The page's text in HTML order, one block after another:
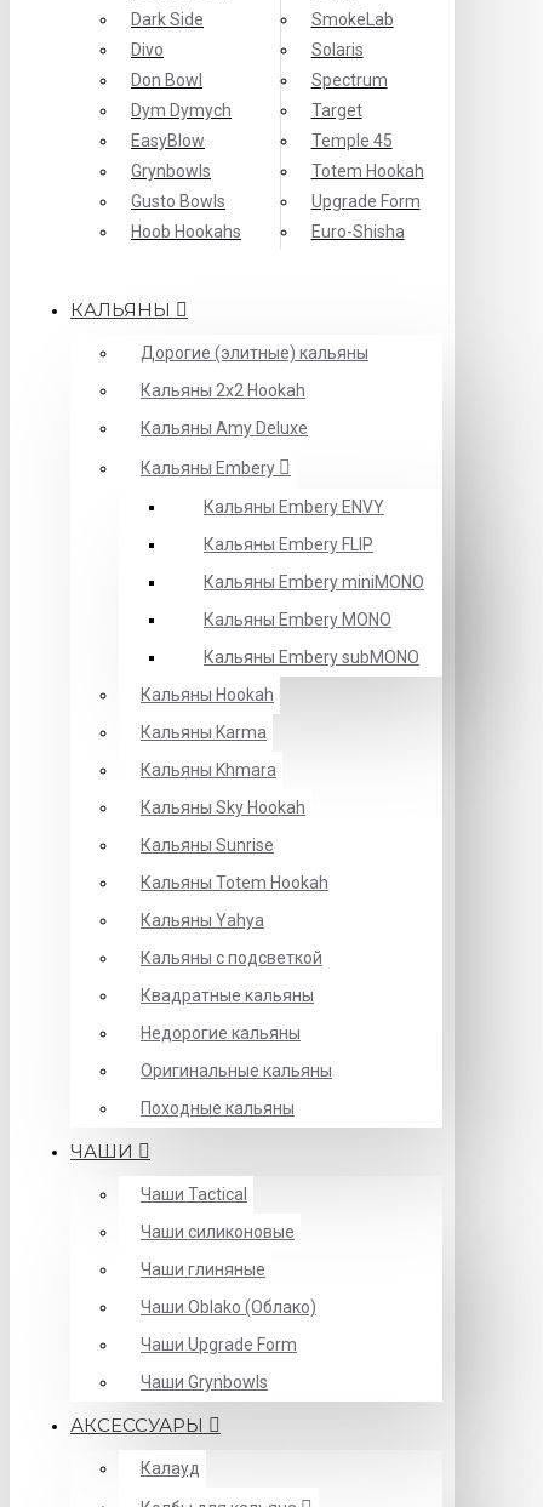
Dark Side
Divo
Don Bowl
Dym Dymych
EasyBlow
Grynbowls
Gusto Bowls
Hoob Hookahs
SmokeLab
Solaris
Spectrum
Target
Temple 45
Totem Hookah
Upgrade Form
Еuro-Shisha
КАЛЬЯНЫ
Дорогие (элитные) кальяны
Кальяны 2х2 Hookah
Кальяны Amy Deluxe
Кальяны Embery
Кальяны Embery ENVY
Кальяны Embery FLIP
Кальяны Embery miniMONO
Кальяны Embery MONO
Кальяны Embery subMONO
Кальяны Hookah
Кальяны Karma
Кальяны Khmara
Кальяны Sky Hookah
Кальяны Sunrise
Кальяны Totem Hookah
Кальяны Yahya
Кальяны с подсветкой
Квадратные кальяны
Недорогие кальяны
Оригинальные кальяны
Походные кальяны
ЧАШИ
Чаши Tactical
Чаши силиконовые
Чаши глиняные
Чаши Oblako (Облако)
Чаши Upgrade Form
Чаши Grynbowls
АКСЕССУАРЫ
Калауд